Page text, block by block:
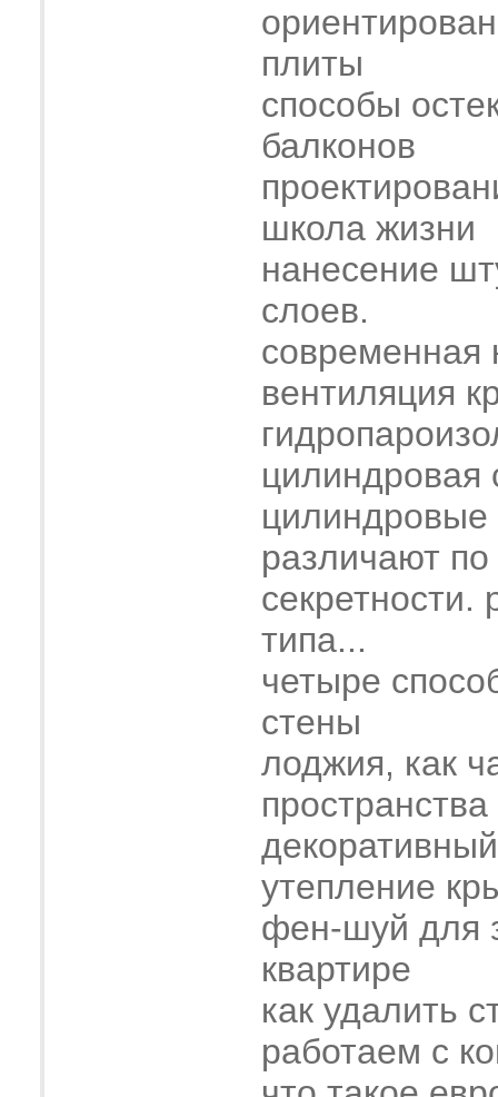
плиты
способы
балконов
школа жизни
нанесение
слоев.
современная
вентиляция
цилиндровая
различают по
секретности.
типа...
четыре
стены
лоджия, как
пространства
утепление
фен-шуй для
квартире
как удалить
работаем с